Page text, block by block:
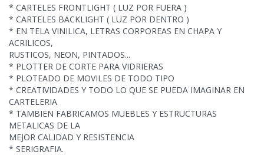
* CARTELES FRONTLIGHT ( LUZ POR FUERA )
* CARTELES BACKLIGHT ( LUZ POR DENTRO )
* EN TELA VINILICA, LETRAS CORPOREAS EN CHAPA Y
ACRILICOS,
RUSTICOS, NEON, PINTADOS...
* PLOTTER DE CORTE PARA VIDRIERAS
* PLOTEADO DE MOVILES DE TODO TIPO
* CREATIVIDADES Y TODO LO QUE SE PUEDA IMAGINAR EN
CARTELERIA
* TAMBIEN FABRICAMOS MUEBLES Y ESTRUCTURAS
METALICAS DE LA
MEJOR CALIDAD Y RESISTENCIA
* SERIGRAFIA.